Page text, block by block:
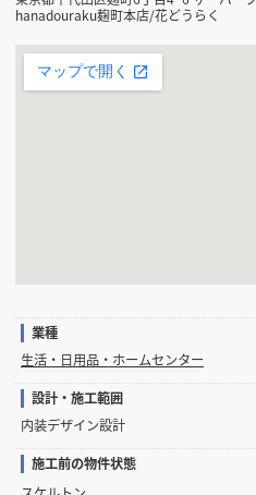
hanadouraku麹町本店/花どうらく
業種
生活・日用品・ホームセンター
設計・施工範囲
内装デザイン設計
施工前の物件状態